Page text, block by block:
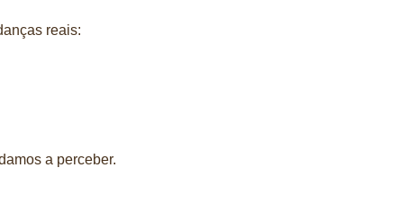
reais:
a perceber.